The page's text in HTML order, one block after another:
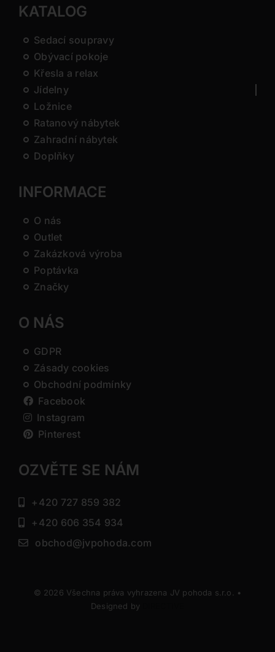
KATALOG
Sedací soupravy
Obývací pokoje
Křesla a relax
Jídelny
Ložnice
Ratanový nábytek
Zahradní nábytek
Doplňky
INFORMACE
O nás
Outlet
Zakázková výroba
Poptávka
Značky
O NÁS
GDPR
Zásady cookies
Obchodní podmínky
Facebook
Instagram
Pinterest
OZVĚTE SE NÁM
+420 727 859 382
+420 606 354 934
obchod@jvpohoda.com
© 2026 Všechna práva vyhrazena JV pohoda s.r.o. •
Designed by